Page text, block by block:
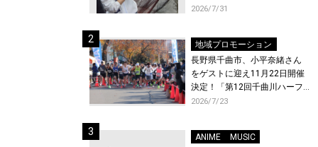
唯一の村・長生村で地引網を
2026/7/31
地域プロモーション
長野県千曲市、小平奈緒さん
をゲストに迎え11月22日開催
決定！「第12回千曲川ハーフ
マラソン」エントリー受付開
2026/7/23
ANIME
MUSIC